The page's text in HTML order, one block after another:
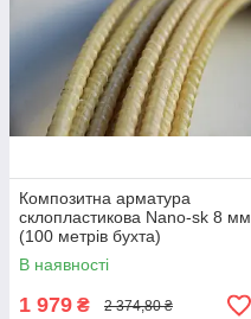
Композитна арматура
склопластикова Nano-sk 8 мм
(100 метрів бухта)
В наявності
1 979 ₴ 2 374,80 ₴